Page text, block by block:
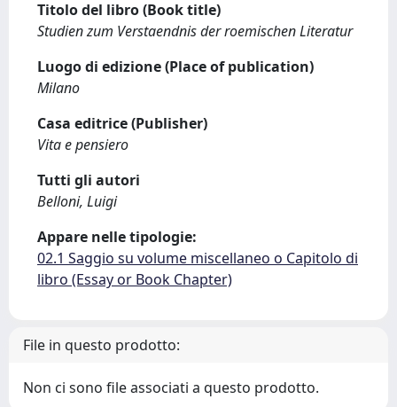
Titolo del libro (Book title)
Studien zum Verstaendnis der roemischen Literatur
Luogo di edizione (Place of publication)
Milano
Casa editrice (Publisher)
Vita e pensiero
Tutti gli autori
Belloni, Luigi
Appare nelle tipologie:
02.1 Saggio su volume miscellaneo o Capitolo di
libro (Essay or Book Chapter)
File in questo prodotto:
Non ci sono file associati a questo prodotto.